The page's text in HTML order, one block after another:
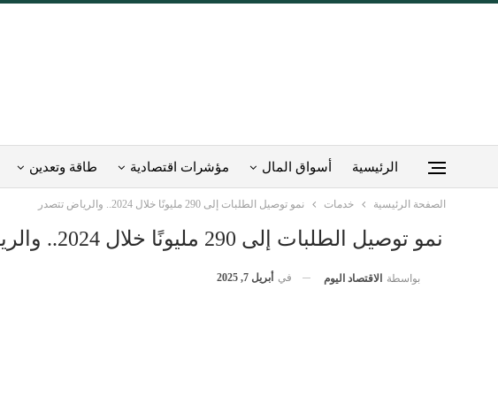
الرئيسية أسواق المال مؤشرات اقتصادية طاقة وتعدين
الصفحة الرئيسية خدمات نمو توصيل الطلبات إلى 290 مليونًا خلال 2024.. والرياض تتصدر
نمو توصيل الطلبات إلى 290 مليونًا خلال 2024.. والرياض تتصدر
بواسطة الاقتصاد اليوم في أبريل 7, 2025